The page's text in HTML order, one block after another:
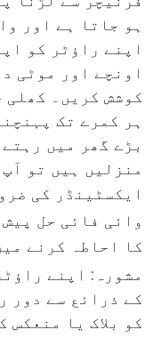
ہو جاتا ہے اور
اپنے راؤٹر کو
اونچے اور موٹی
کوشش کریں۔ کھلی
ہر کمرے تک
بڑے گھر میں
منزلیں ہیں تو
ایکسٹینڈر کی
وائی فائی حل
کا احاطہ کرنے
مشورہ: اپنے
کے ذرائع سے دور
کو بلاک یا منعکس